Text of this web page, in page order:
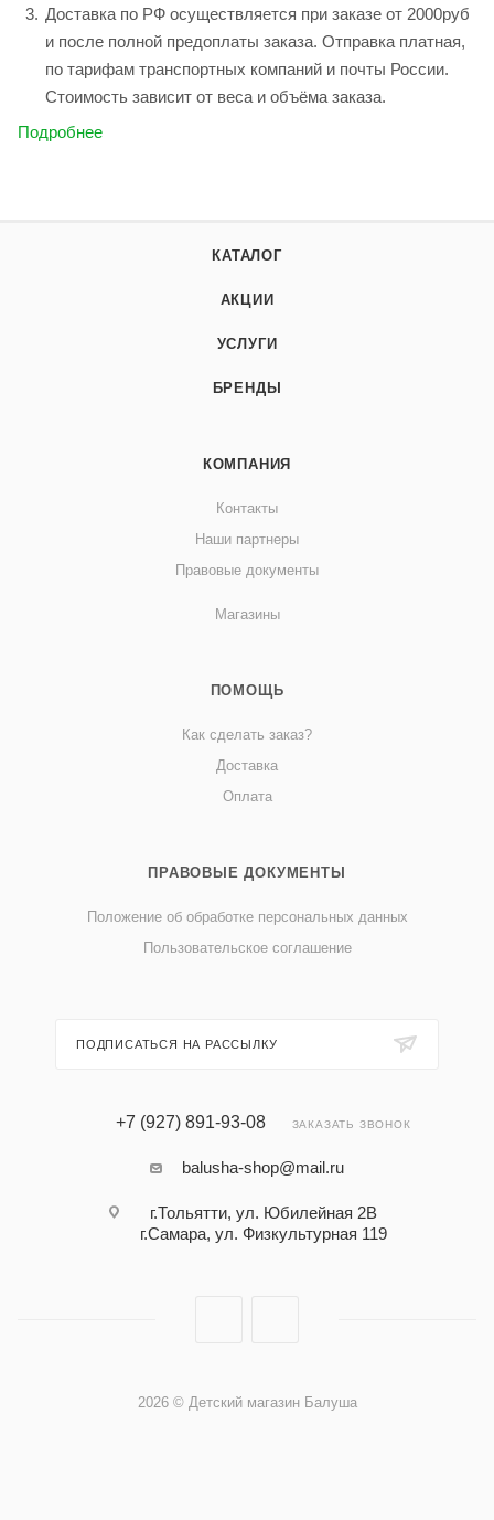
Доставка по РФ осуществляется при заказе от 2000руб
и после полной предоплаты заказа. Отправка платная,
по тарифам транспортных компаний и почты России.
Стоимость зависит от веса и объёма заказа.
Подробнее
КАТАЛОГ
АКЦИИ
УСЛУГИ
БРЕНДЫ
КОМПАНИЯ
Контакты
Наши партнеры
Правовые документы
Магазины
ПОМОЩЬ
Как сделать заказ?
Доставка
Оплата
ПРАВОВЫЕ ДОКУМЕНТЫ
Положение об обработке персональных данных
Пользовательское соглашение
ПОДПИСАТЬСЯ НА РАССЫЛКУ
+7 (927) 891-93-08 ЗАКАЗАТЬ ЗВОНОК
balusha-shop@mail.ru
г.Тольятти, ул. Юбилейная 2В
г.Самара, ул. Физкультурная 119
2026 © Детский магазин Балуша